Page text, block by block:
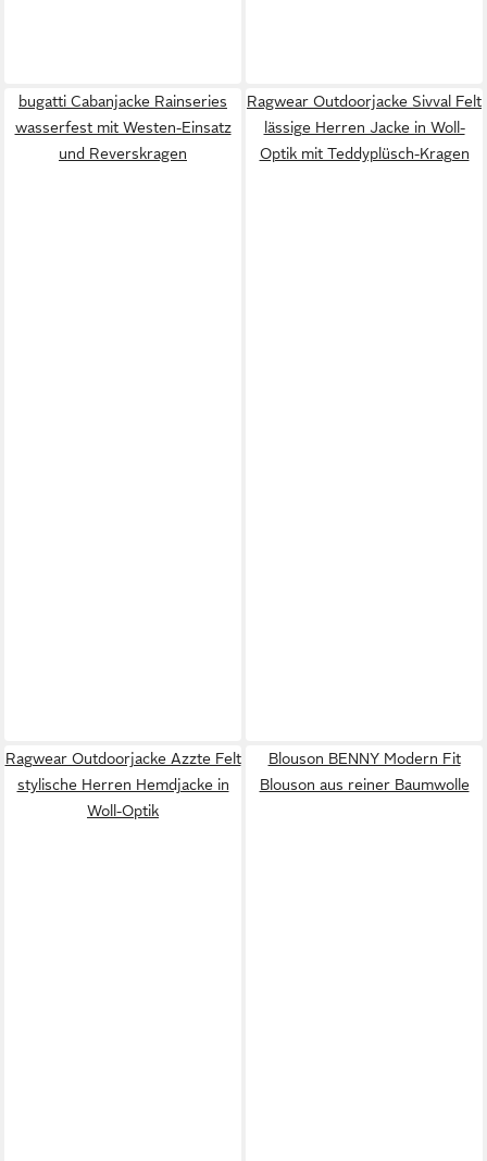
bugatti Cabanjacke Rainseries
wasserfest mit Westen-Einsatz
und Reverskragen
Ragwear Outdoorjacke Sivval Felt
lässige Herren Jacke in Woll-
Optik mit Teddyplüsch-Kragen
Ragwear Outdoorjacke Azzte Felt
stylische Herren Hemdjacke in
Woll-Optik
Blouson BENNY Modern Fit
Blouson aus reiner Baumwolle